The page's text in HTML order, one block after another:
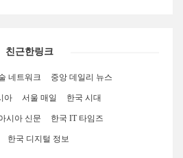
친근한링크
네트워크 중앙 데일리 뉴스
아 서울 매일 한국 시대
시아 신문 한국 IT 타임즈
한국 디지털 정보